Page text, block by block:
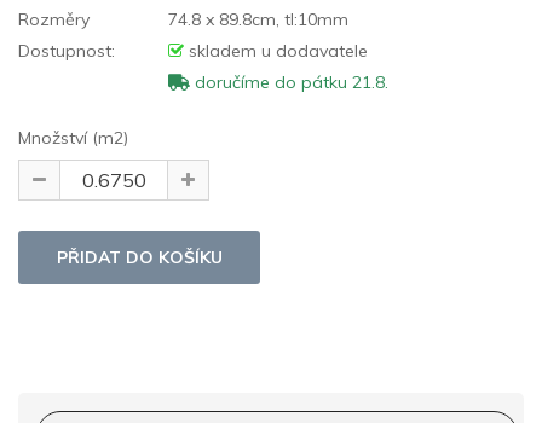
Rozměry
74.8 x 89.8cm, tl:10mm
Dostupnost:
skladem u dodavatele
doručíme do pátku 21.8.
Množství (m2)